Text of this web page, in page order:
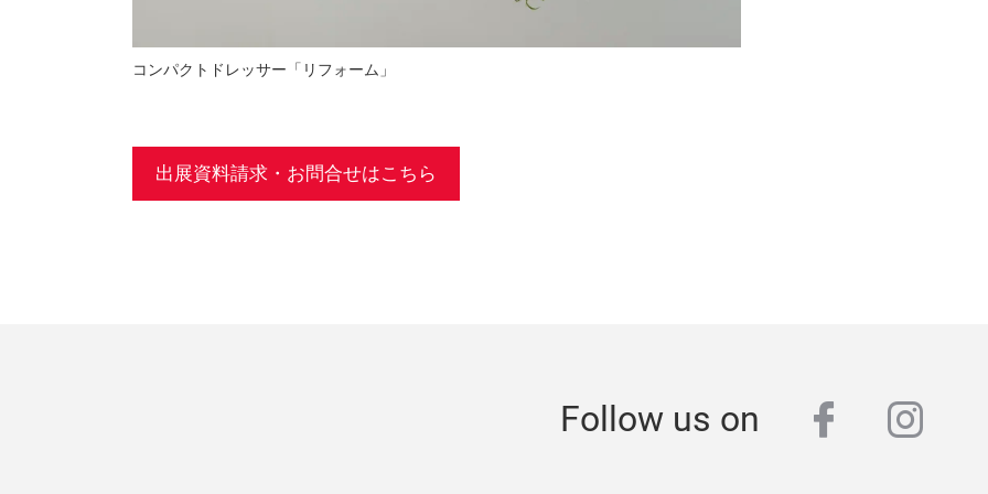
コンパクトドレッサー「リフォーム」
出展資料請求・お問合せはこちら
Follow us on facebook